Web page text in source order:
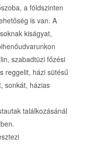
a földszinten
is van. A
kiságyat,
szabadtüzi főzési
reggelit, házi sütésű
sonkát, házias
találkozásánál